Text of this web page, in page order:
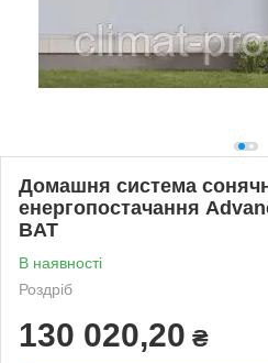
Домашня система
енергопостачання
BAT
В наявності
Роздріб
130 020,20 ₴